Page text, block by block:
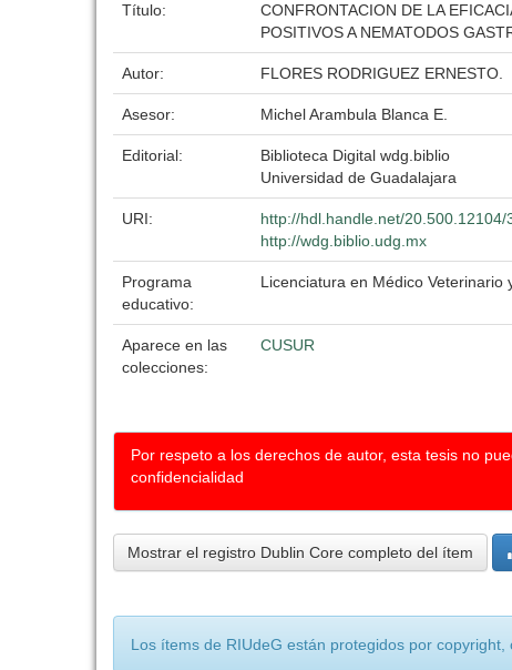
Título:
CONFRONTACION DE LA
POSITIVOS A NEMATODOS
Autor: FLORES RODRIGUEZ ERNESTO.
Asesor: Michel Arambula Blanca E.
Editorial:
Biblioteca Digital wdg.biblio
Universidad de Guadalajara
URI:
http://hdl.handle.net/20.500.12104/
http://wdg.biblio.udg.mx
Programa
educativo:
Licenciatura en Médico Veterinario
Aparece en las
colecciones:
CUSUR
Por respeto a los derechos de autor, esta tesis no
confidencialidad
Mostrar el registro Dublin Core completo del ítem
Los ítems de RIUdeG están protegidos por